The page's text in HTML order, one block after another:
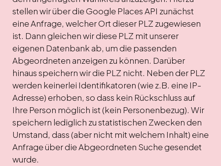
stellen wir über die Google Places API zunächst
eine Anfrage, welcher Ort dieser PLZ zugewiesen
ist. Dann gleichen wir diese PLZ mit unserer
eigenen Datenbank ab, um die passenden
Abgeordneten anzeigen zu können. Darüber
hinaus speichern wir die PLZ nicht. Neben der PLZ
werden keinerlei Identifikatoren (wie z.B. eine IP-
Adresse) erhoben, so dass kein Rückschluss auf
Ihre Person möglich ist (kein Personenbezug). Wir
speichern lediglich zu statistischen Zwecken den
Umstand, dass (aber nicht mit welchem Inhalt) eine
Anfrage über die Abgeordneten Suche gesendet
wurde.